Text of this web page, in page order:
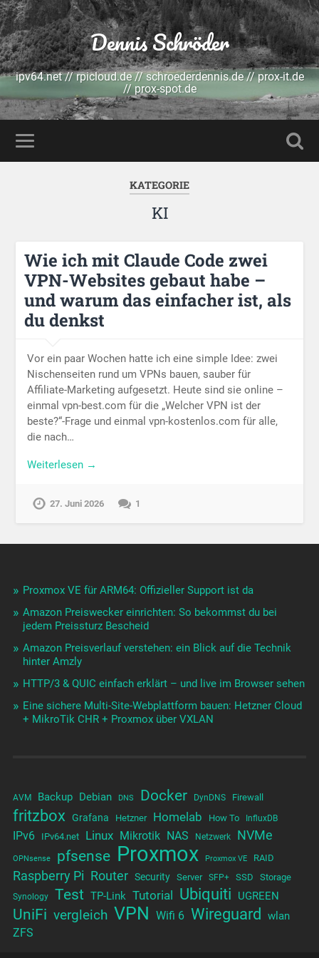
Dennis Schröder
ipv64.net // rpicloud.de // schroederdennis.de // prox-it.de
// prox-spot.de
KATEGORIE
KI
Wie ich mit Claude Code zwei
VPN-Websites gebaut habe –
und warum das einfacher ist, als
du denkst
Vor ein paar Wochen hatte ich eine simple Idee: zwei
Nischenseiten rund um VPNs bauen, sauber für
Affiliate-Marketing aufgesetzt. Heute sind sie online –
einmal vpn-best.com für die „Welcher VPN ist der
beste?“-Frage und einmal vpn-kostenlos.com für alle,
die nach…
Weiterlesen →
27. Juni 2026 1
Proxmox VE für ARM64: Offizieller Support ist da
Amazon Preiswecker einrichten: So bekommst du bei
jedem Preissturz Bescheid
Amazon Preisverlauf verstehen: ein Blick auf die Technik
hinter Amzly
HTTP/3 & QUIC einfach erklärt – und live im Browser sehen
Eine sichere Multi-Site-Webplattform bauen: Hetzner Cloud
+ MikroTik CHR + Proxmox über VXLAN
AVM Backup Debian DNS Docker DynDNS Firewall
fritzbox Grafana Hetzner Homelab How To InfluxDB
IPv6 IPv64.net Linux Mikrotik NAS Netzwerk NVMe
OPNsense pfsense Proxmox Proxmox VE RAID
Raspberry Pi Router Security Server SFP+ SSD Storage
Synology Test TP-Link Tutorial Ubiquiti UGREEN
UniFi vergleich VPN Wifi 6 Wireguard
wlan
ZFS